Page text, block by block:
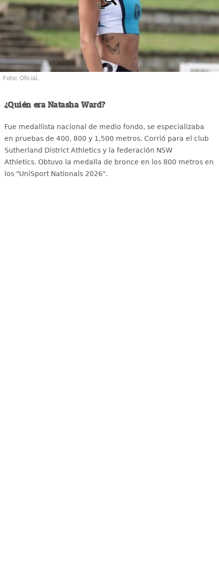
Foto: Oficial.
¿Quién era Natasha Ward?
Fue medallista nacional de medio fondo, se especializaba
en pruebas de 400, 800 y 1,500 metros. Corrió para el club
Sutherland District Athletics y la federación NSW
Athletics. Obtuvo la medalla de bronce en los 800 metros en
los "UniSport Nationals 2026".